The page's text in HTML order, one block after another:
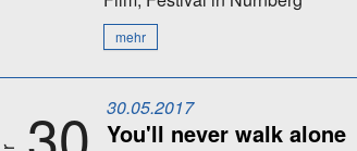
mehr
30.05.2017
You'll never walk alone